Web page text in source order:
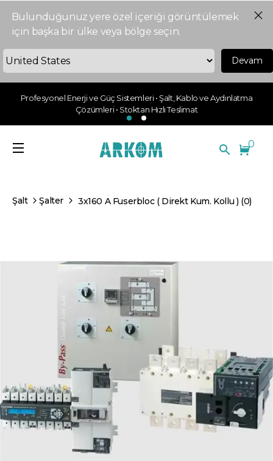
Bulunduğunuz yere özel içeriği görüntülemek
için başka bir ülke veya bölge seçin.
Devam
Profesyonel Enerji ve Güç Sistemleri • Şalt, Kablo ve Aydınlatma
Çözümleri • Stoktan Hızlı Teslimat
0
Şalt Şalter 3x160 A Fuserbloc ( Direkt Kum. Kollu ) (0)